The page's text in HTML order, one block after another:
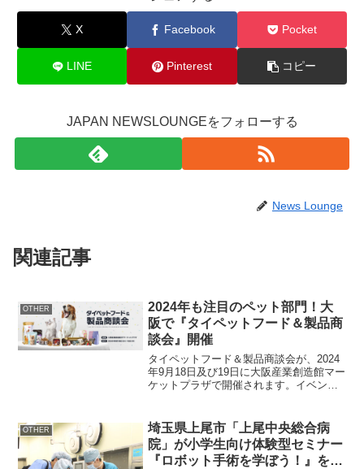
X Facebook Pocket
LINE Pinterest コピー
JAPAN NEWSLOUNGEをフォローする
News Lounge
関連記事
OTHER
2024年も注目のペット部門！大
阪で『タイペットフード＆製品商
談会』開催
タイペットフード＆製品商談会が、2024
年9月18日及び19日に大阪産業創造館マー
ケットプラザで開催されます。イベント
16:45、9月19日(木)10:...
OTHER
埼玉県上尾市「上尾中央総合病
院」が小学生向け体験型セミナー
『ロボット手術を学ぼう！』を8